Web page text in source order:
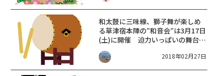
和太鼓に三味線、獅子舞が楽しめ
る草津宿本陣の”和音会”は3月17日
(土)に開催 迫力いっぱいの舞台を
楽しもう♪
2018年02月27日